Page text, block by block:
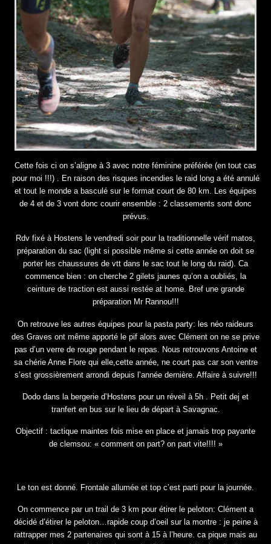
Cette fois ci on s’aligne à 3 avec notre féminine préférée (en tout cas
pour moi !!!) . En raison des risques incendies le raid long a été annulé
et tout le monde a basculé sur le format court de 80 km. Les équipes
de 4 et de 3 vont donc courir ensemble : 2 classements sont donc
prévus.
Rdv fixé à Hostens le vendredi soir pour la traditionnelle vérif matos,
préparation du sac (light si possible même si cette année on doit se
porter les chaussures de vtt dans le sac tout le long du raid). Ca
commence bien : on cherche 2 gilets jaunes qu’on a oubliés, la
ceinture de traction est aussi restée at home. Bref une grande
préparation Mr Rannou!!!
On retrouve les autres équipes pour la pasta party: les néo raideurs
des Graves ont même apporté le pif alors avec Clément on ne se prive
pas d’un verre de rouge pendant le repas. Nous retrouvons Antoine et
sa chérie Anne Flore qui elle,cette année, ne court pas car son ventre
s’est grossièrement arrondi depuis l’année dernière. Affaire à suivre!!!
Dodo dans la bergerie d’Hostens pour un réveil à 5h . Petit dej et
tranfert en bus sur le lieu de départ à Savagnac.
Objectif : tactique maintes fois mise en place et jamais trop payante
de clemsou: « comment on part? on part vite!!!! »
Le ton est donné. Frontale allumée et top c’est parti pour la journée.
On commence par un trail de 3 km pour étirer le peloton: Clément a
décidé d’étirer le peloton…rapide coup d’oeil sur la montre : je peine à
rattrapper mes 2 partenaires qui sont à 15 à l’heure. ca pique mais au